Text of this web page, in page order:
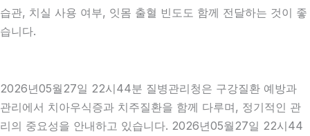
습관, 치실 사용 여부, 잇몸 출혈 빈도도 함께 전달하는 것이 좋
습니다.
2026년05월27일 22시44분 질병관리청은 구강질환 예방과
관리에서 치아우식증과 치주질환을 함께 다루며, 정기적인 관
리의 중요성을 안내하고 있습니다. 2026년05월27일 22시44